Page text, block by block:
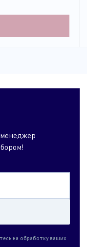
на обработку ваших